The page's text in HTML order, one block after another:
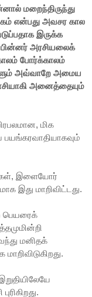
மறைந்திருந்து
என்பது அவசர கால
இருக்க
பின்னர் அரசியலைக்
போர்க்காலம்
அவ்வாறே அமைய
அனைத்தையும்
மிக
பயங்கரவாதியாகவும்
இளையோர்
இது மாறிவிட்டது.
பெயரைக்
மனிதக்